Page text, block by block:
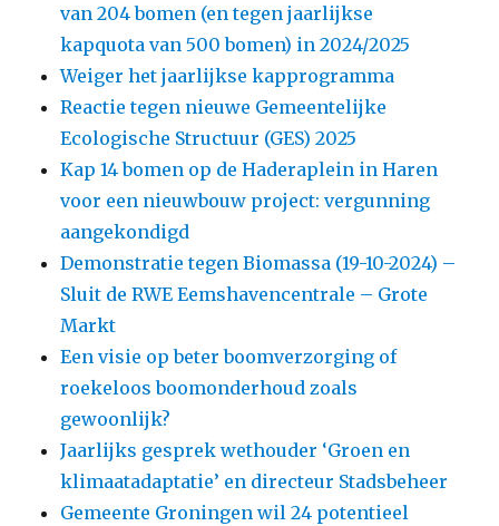
van 204 bomen (en tegen jaarlijkse
kapquota van 500 bomen) in 2024/2025
Weiger het jaarlijkse kapprogramma
Reactie tegen nieuwe Gemeentelijke
Ecologische Structuur (GES) 2025
Kap 14 bomen op de Haderaplein in Haren
voor een nieuwbouw project: vergunning
aangekondigd
Demonstratie tegen Biomassa (19-10-2024) –
Sluit de RWE Eemshavencentrale – Grote
Markt
Een visie op beter boomverzorging of
roekeloos boomonderhoud zoals
gewoonlijk?
Jaarlijks gesprek wethouder ‘Groen en
klimaatadaptatie’ en directeur Stadsbeheer
Gemeente Groningen wil 24 potentieel